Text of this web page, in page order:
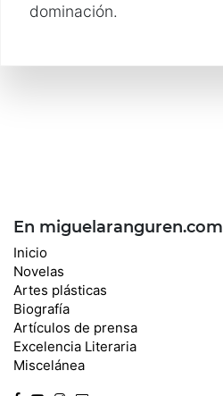
dominación.
En miguelaranguren.com
Inicio
Novelas
Artes plásticas
Biografía
Artículos de prensa
Excelencia Literaria
Miscelánea